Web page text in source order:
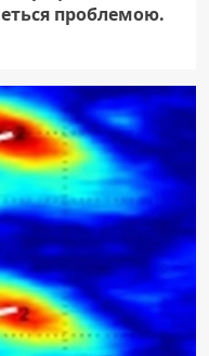
проблемою.